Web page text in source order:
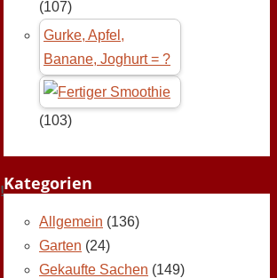
!
(107)
Gurke, Apfel,
Banane, Joghurt = ?
(103)
Kategorien
Allgemein (136)
Garten (24)
Gekaufte Sachen (149)